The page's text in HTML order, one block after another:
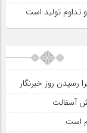
تداوم تولید است
روز خبرنگار
آسفالت
است